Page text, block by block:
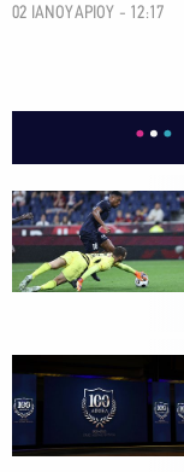
02 ΙΑΝΟΥΑΡΙΟΥ - 12:17